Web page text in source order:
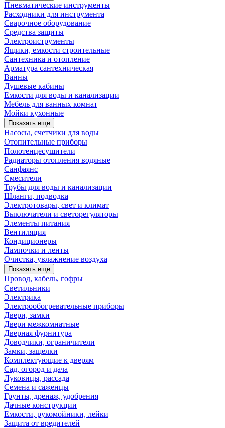
Пневматические инструменты
Расходники для инструмента
Сварочное оборудование
Средства защиты
Электроиструменты
Ящики, емкости строительные
Сантехника и отопление
Арматура сантехническая
Ванны
Душевые кабины
Емкости для воды и канализации
Мебель для ванных комнат
Мойки кухонные
Показать еще
Насосы, счетчики для воды
Отопительные приборы
Полотенцесушители
Радиаторы отопления водяные
Санфаянс
Смесители
Трубы для воды и канализации
Шланги, подводка
Электротовары, свет и климат
Выключатели и светорегуляторы
Элементы питания
Вентиляция
Кондиционеры
Лампочки и ленты
Очистка, увлажнение воздуха
Показать еще
Провод, кабель, гофры
Светильники
Электрика
Электрообогревательные приборы
Двери, замки
Двери межкомнатные
Дверная фурнитура
Доводчики, ограничители
Замки, защелки
Комплектующие к дверям
Сад, огород и дача
Луковицы, рассада
Семена и саженцы
Грунты, дренаж, удобрения
Дачные конструкции
Емкости, рукомойники, лейки
Защита от вредителей